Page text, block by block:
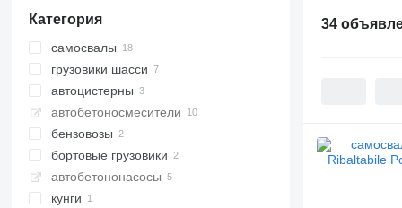
Категория
самосвалы
грузовики шасси
автоцистерны
автобетоносмесители
бензовозы
бортовые грузовики
автобетононасосы
кунги
34